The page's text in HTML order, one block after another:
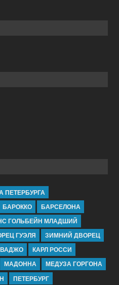
ПЕТЕРБУРГА
БАРОККО
БАРСЕЛОНА
ГОЛЬБЕЙН МЛАДШИЙ
ГУЭЛЯ
ЗИМНИЙ ДВОРЕЦ
КАРЛ РОССИ
МАДОННА
МЕДУЗА ГОРГОНА
ПЕТЕРБУРГ